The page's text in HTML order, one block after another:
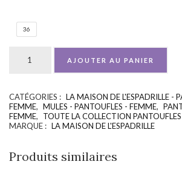
36
AJOUTER AU PANIER
CATÉGORIES : LA MAISON DE L'ESPADRILLE -
FEMME, MULES - PANTOUFLES - FEMME,
FEMME,
TOUTE LA COLLECTION
MARQUE : LA MAISON DE L'ESPADRILLE
Produits similaires